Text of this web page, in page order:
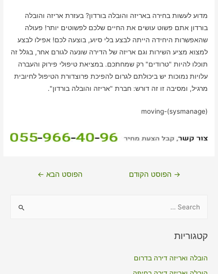
מדוע לעשות בחירה באריזה והובלה בורדון? בעזרת אריזה והובלה
בורדון אתם פשוט עושים את החיים שלכם לפשוטים יותר! פעולה
שהאפשרות היחידה הייתה לבצע בלי סיוע, בוצעה לכם! אפילו לבצע
למצוא מציע השירות וגם אריזה של הדירה שונעה לגורם אחר, בגלל זה
תוכלו להיות "טרודים" רק שמחתכם. במציאת טיפולי פירוק והעברה
עלויות נמוכות יש ביכולתם לגרום להפיכת פרוצדורת הטיפול לחיובית
מרגיל, ומסיבה זו זה דורש: חברת "אריזה והובלה בורדון".
moving-(sysmanage)
ניווט→ הפוסט הקודם הפוסט הבא ←
r
קטגוריות
הובלה ואריזה דירה בדרום